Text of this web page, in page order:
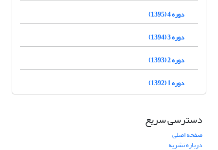
دوره 4 (1395)
دوره 3 (1394)
دوره 2 (1393)
دوره 1 (1392)
دسترسی سریع
صفحه اصلی
درباره نشریه